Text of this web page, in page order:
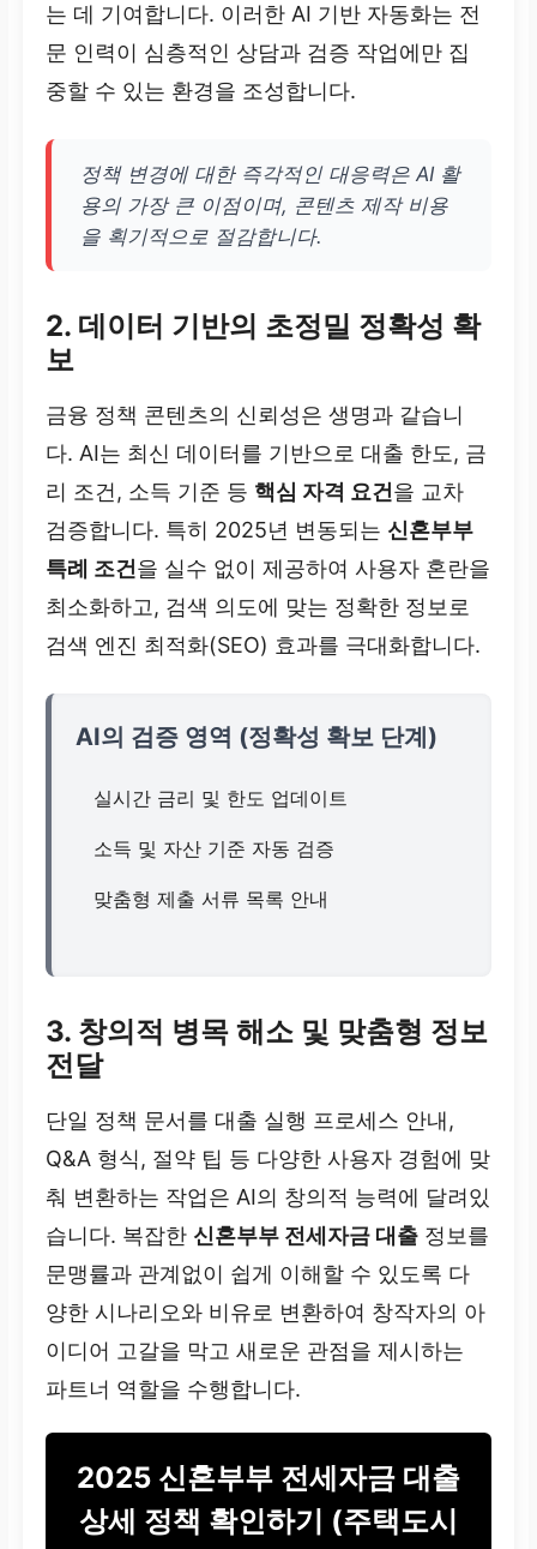
는 데 기여합니다. 이러한 AI 기반 자동화는 전
문 인력이 심층적인 상담과 검증 작업에만 집
중할 수 있는 환경을 조성합니다.
정책 변경에 대한 즉각적인 대응력은 AI 활
용의 가장 큰 이점이며, 콘텐츠 제작 비용
을 획기적으로 절감합니다.
2. 데이터 기반의 초정밀 정확성 확
보
금융 정책 콘텐츠의 신뢰성은 생명과 같습니
다. AI는 최신 데이터를 기반으로 대출 한도, 금
리 조건, 소득 기준 등 핵심 자격 요건을 교차
검증합니다. 특히 2025년 변동되는 신혼부부
특례 조건을 실수 없이 제공하여 사용자 혼란을
최소화하고, 검색 의도에 맞는 정확한 정보로
검색 엔진 최적화(SEO) 효과를 극대화합니다.
AI의 검증 영역 (정확성 확보 단계)
실시간 금리 및 한도 업데이트
소득 및 자산 기준 자동 검증
맞춤형 제출 서류 목록 안내
3. 창의적 병목 해소 및 맞춤형 정보
전달
단일 정책 문서를 대출 실행 프로세스 안내,
Q&A 형식, 절약 팁 등 다양한 사용자 경험에 맞
춰 변환하는 작업은 AI의 창의적 능력에 달려있
습니다. 복잡한 신혼부부 전세자금 대출 정보를
문맹률과 관계없이 쉽게 이해할 수 있도록 다
양한 시나리오와 비유로 변환하여 창작자의 아
이디어 고갈을 막고 새로운 관점을 제시하는
파트너 역할을 수행합니다.
2025 신혼부부 전세자금 대출
상세 정책 확인하기 (주택도시